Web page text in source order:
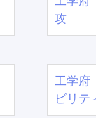
攻
工学府
ビリテ